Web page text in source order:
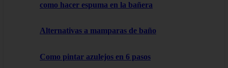
como hacer espuma en la bañera
Alternativas a mamparas de baño
Como pintar azulejos en 6 pasos